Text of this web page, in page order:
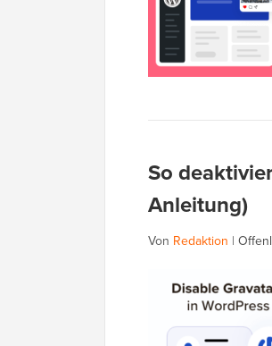
So
Anleitung)
Von Redaktion |